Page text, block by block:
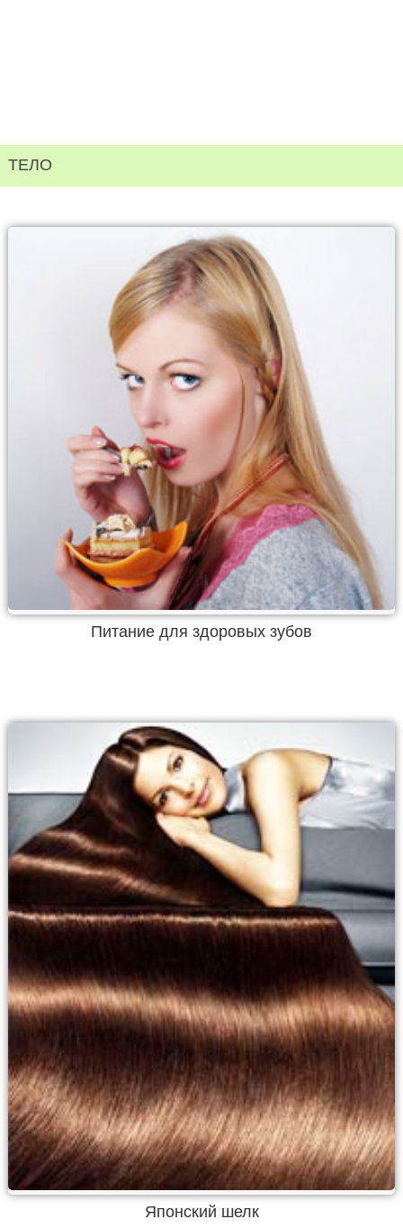
ТЕЛО
Питание для здоровых зубов
Японский шелк